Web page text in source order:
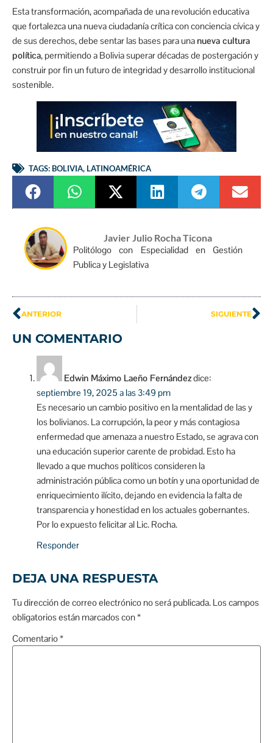
Esta transformación, acompañada de una revolución educativa
que fortalezca una nueva ciudadanía crítica con conciencia cívica y
de sus derechos, debe sentar las bases para una nueva cultura
política, permitiendo a Bolivia superar décadas de postergación y
construir por fin un futuro de integridad y desarrollo institucional
sostenible.
TAGS: BOLIVIA, LATINOAMÉRICA
Javier Julio Rocha Ticona
Politólogo con Especialidad en Gestión
Publica y Legislativa
ANTERIOR SIGUIENTE
UN COMENTARIO
Edwin Máximo Laeño Fernándezdice:
septiembre 19, 2025 a las 3:49 pm
Es necesario un cambio positivo en la mentalidad de las y
los bolivianos. La corrupción, la peor y más contagiosa
enfermedad que amenaza a nuestro Estado, se agrava con
una educación superior carente de probidad. Esto ha
llevado a que muchos políticos consideren la
administración pública como un botín y una oportunidad de
enriquecimiento ilícito, dejando en evidencia la falta de
transparencia y honestidad en los actuales gobernantes.
Por lo expuesto felicitar al Lic. Rocha.
Responder
DEJA UNA RESPUESTA
Tu dirección de correo electrónico no será publicada. Los campos
obligatorios están marcados con*
Comentario*